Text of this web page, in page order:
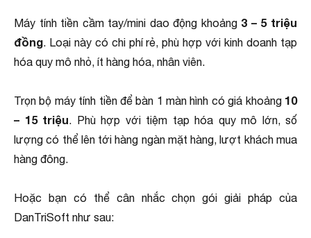
Máy tính tiền cầm tay/mini dao động khoảng 3 – 5 triệu
đồng. Loại này có chi phí rẻ, phù hợp với kinh doanh tạp
hóa quy mô nhỏ, ít hàng hóa, nhân viên.
Trọn bộ máy tính tiền để bàn 1 màn hình có giá khoảng 10
– 15 triệu. Phù hợp với tiệm tạp hóa quy mô lớn, số
lượng có thể lên tới hàng ngàn mặt hàng, lượt khách mua
hàng đông.
Hoặc bạn có thể cân nhắc chọn gói giải pháp của
DanTriSoft như sau: